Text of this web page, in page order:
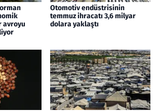
avroyu
Otomotiv endüstrisinin
temmuz ihracatı 3,6 milyar
dolara yaklaştı